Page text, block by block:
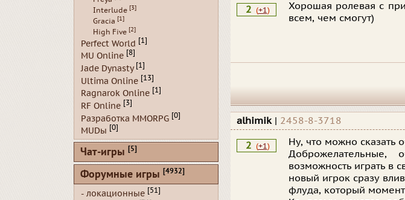
2 (+1)
Хорошая ролевая с
всем, чем смогут)
alhimik | 2458-8-3718
2 (+1)
Ну, что можно сказать
Доброжелательные,
возможность играть в
новый игрок сразу
флуда, который
Interlude [3]
Gracia [1]
High Five [2]
Perfect World [1]
MU Online [8]
Jade Dynasty [1]
Ultima Online [13]
Ragnarok Online [1]
RF Online [3]
Разработка MMORPG [0]
MUDы [0]
Чат-игры [5]
Форумные игры [4932]
- локационные [51]